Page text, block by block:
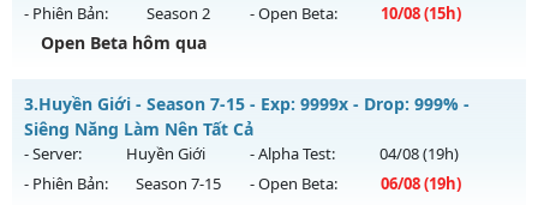
Exp: 100x - Drop: 20%
Kiểu reset: Reset In Game
Antihack: XTEAM
- Phiên Bản:
Season 2 - Open Beta: 10/08(15h)
Open Beta hôm qua
MUHN2 - MU HÀ NỘI - Mu SEASON 2 - CÀY CUỐC PK
Mu mới ra tháng 08 2026 - Mở máy chủ
ngày 10/08/2626
Exp: 150x - Drop: 10%
3.Huyền Giới - Season 7-15 - Exp: 9999x - Drop: 999% -
Siêng Năng Làm Nên Tất Cả
- Server: Huyền Giới - Alpha Test: 04/08(19h)
- Phiên Bản:
Season 7-15 - Open Beta: 06/08(19h)